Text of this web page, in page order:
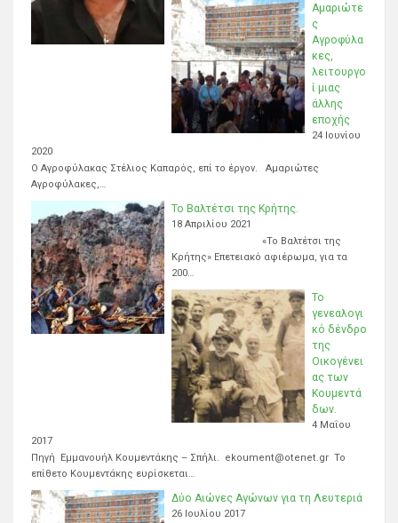
Αμαριώτε
ς
Αγροφύλα
κες,
λειτουργο
ί μιας
άλλης
εποχής
24 Ιουνίου
2020
Ο Αγροφύλακας Στέλιος Καπαρός, επί το έργον. Αμαριώτες
Αγροφύλακες,…
Το Βαλτέτσι της Κρήτης.
18 Απριλίου 2021
«Το Βαλτέτσι της
Κρήτης» Επετειακό αφιέρωμα, για τα
200…
Το
γενεαλογι
κό δένδρο
της
Οικογένει
ας των
Κουμεντά
δων.
4 Μαΐου
2017
Πηγή Εμμανουήλ Κουμεντάκης – Σπήλι. ekoument@otenet.gr Το
επίθετο Κουμεντάκης ευρίσκεται…
Δύο Αιώνες Αγώνων για τη Λευτεριά
26 Ιουλίου 2017